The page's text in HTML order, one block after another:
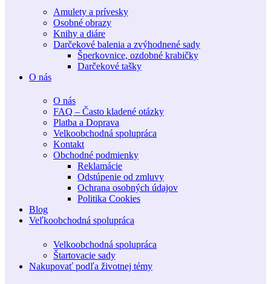
Amulety a prívesky
Osobné obrazy
Knihy a diáre
Darčekové balenia a zvýhodnené sady
Šperkovnice, ozdobné krabičky
Darčekové tašky
O nás
O nás
FAQ – Často kladené otázky
Platba a Doprava
Velkoobchodná spolupráca
Kontakt
Obchodné podmienky
Reklamácie
Odstúpenie od zmluvy
Ochrana osobných údajov
Politika Cookies
Blog
Veľkoobchodná spolupráca
Velkoobchodná spolupráca
Štartovacie sady
Nakupovať podľa životnej témy